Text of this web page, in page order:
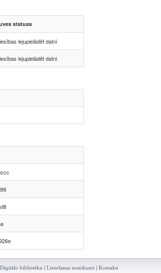
statuss
lejupielādēt datni
lejupielādēt datni
bibliotēku | Lietošanas noteikumi | Kontakti